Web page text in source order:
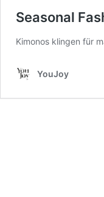
Seasonal
Kimonos klingen für
YouJoy